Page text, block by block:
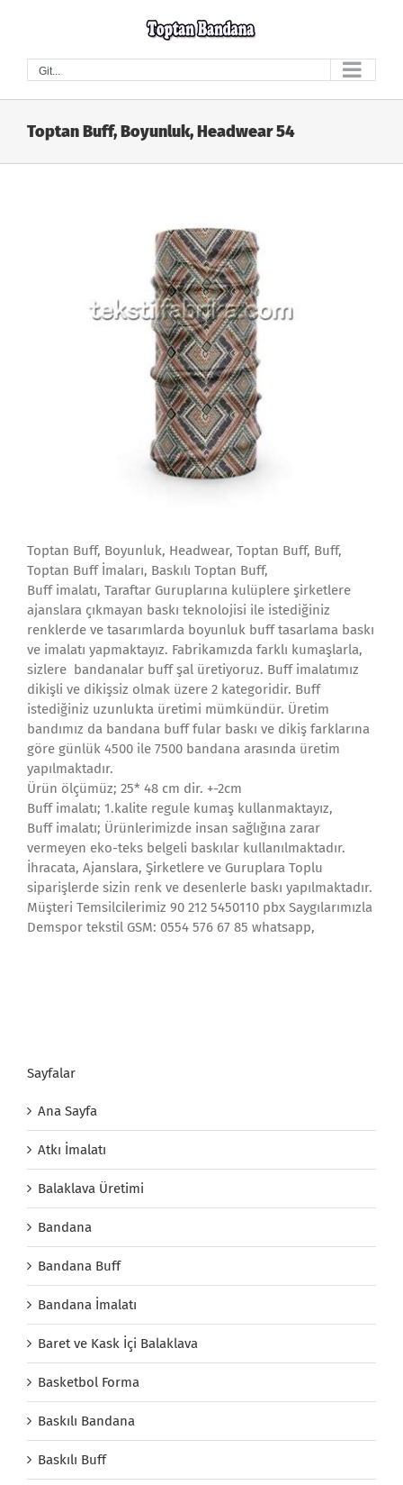
Git...
Toptan Buff, Boyunluk, Headwear 54
Toptan Buff, Boyunluk, Headwear, Toptan Buff, Buff,
Toptan Buff İmaları, Baskılı Toptan Buff,
Buff imalatı, Taraftar Guruplarına kulüplere şirketlere
ajanslara çıkmayan baskı teknolojisi ile istediğiniz
renklerde ve tasarımlarda boyunluk buff tasarlama baskı
ve imalatı yapmaktayız. Fabrikamızda farklı kumaşlarla,
sizlere bandanalar buff şal üretiyoruz. Buff imalatımız
dikişli ve dikişsiz olmak üzere 2 kategoridir. Buff
istediğiniz uzunlukta üretimi mümkündür. Üretim
bandımız da bandana buff fular baskı ve dikiş farklarına
göre günlük 4500 ile 7500 bandana arasında üretim
yapılmaktadır.
Ürün ölçümüz; 25* 48 cm dir. +-2cm
Buff imalatı; 1.kalite regule kumaş kullanmaktayız,
Buff imalatı; Ürünlerimizde insan sağlığına zarar
vermeyen eko-teks belgeli baskılar kullanılmaktadır.
İhracata, Ajanslara, Şirketlere ve Guruplara Toplu
siparişlerde sizin renk ve desenlerle baskı yapılmaktadır.
Müşteri Temsilcilerimiz 90 212 5450110 pbx Saygılarımızla
Demspor tekstil GSM: 0554 576 67 85 whatsapp,
Sayfalar
Ana Sayfa
Atkı İmalatı
Balaklava Üretimi
Bandana
Bandana Buff
Bandana İmalatı
Baret ve Kask İçi Balaklava
Basketbol Forma
Baskılı Bandana
Baskılı Buff